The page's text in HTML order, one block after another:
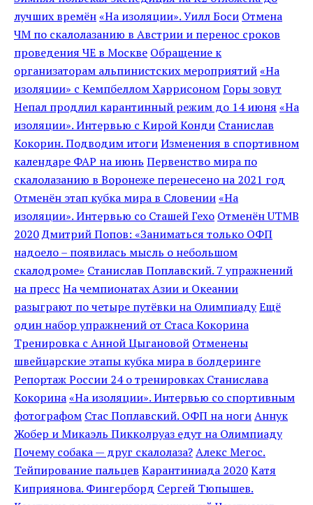
лучших времён«На изоляции». Уилл Боси Отмена
ЧМ по скалолазанию в Австрии и перенос сроков
проведения ЧЕ в Москве Обращение к
организаторам альпинистских мероприятий«На
изоляции» с Кемпбеллом ХаррисономГоры зовут
Непал продлил карантинный режим до 14 июня «На
изоляции». Интервью с Кирой Конди Станислав
Кокорин. Подводим итогиИзменения в спортивном
календаре ФАР на июнь Первенство мира по
скалолазанию в Воронеже перенесено на 2021 год
Отменён этап кубка мира в Словении«На
изоляции». Интервью со Сташей Гехо Отменён UTMB
2020Дмитрий Попов: «Заниматься только ОФП
надоело – появилась мысль о небольшом
скалодроме» Станислав Поплавский. 7 упражнений
на пресс На чемпионатах Азии и Океании
разыграют по четыре путёвки на ОлимпиадуЕщё
один набор упражнений от Стаса Кокорина
Тренировка с Анной Цыгановой Отменены
швейцарские этапы кубка мира в болдеринге
Репортаж России 24 о тренировках Станислава
Кокорина«На изоляции». Интервью со спортивным
фотографом Стас Поплавский. ОФП на ногиАннук
Жобер и Микаэль Пикколруаз едут на Олимпиаду
Почему собака — друг скалолаза?Алекс Мегос.
Тейпирование пальцев Карантиниада 2020Катя
Киприянова. Фингерборд Сергей Тюпышев.